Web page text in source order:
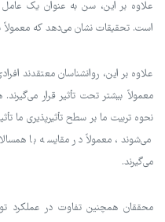
علاوه بر این، سن به عنوان یک عامل
است. تحقیقات نشان می‌دهد که معمولاً
علاوه بر این، روانشناسان معتقدند
معمولاً بیشتر تحت تأثیر قرار
نحوه تربیت ما بر سطح تأثیرپذیری ما
می‌شوند، معمولاً در مقایسه با
می‌گیرند.
محققان همچنین تفاوت در عملکرد